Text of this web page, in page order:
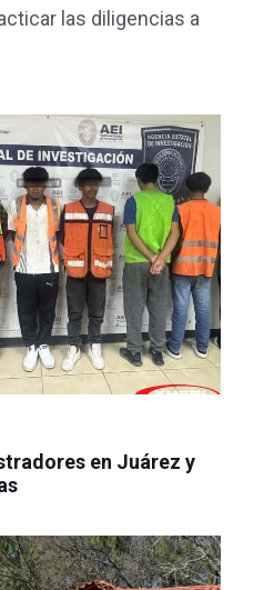
las diligencias a
en Juárez y